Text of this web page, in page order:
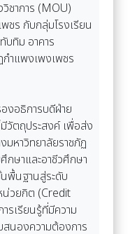
ชาการ (MOU)
ชร กับกลุ่มโรงเรียน
ทิม อาคาร
กำแพงเพงเพชร
งอธิการบดีฝ่าย
มีวัตถุประสงค์ เพื่อส่ง
มหาวิทยาลัยราชภัฏ
กษาและอาชีวศึกษา
พื้นฐานสู่ระดับ
น่วยกิต (Credit
รเรียนรู้ที่มีความ
นองความต้องการ